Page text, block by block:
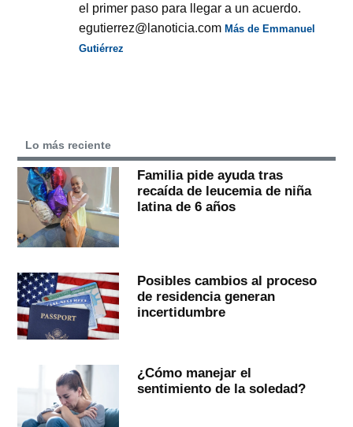
el primer paso para llegar a un acuerdo.
egutierrez@lanoticia.comMás de Emmanuel
Gutiérrez
Lo más reciente
Familia pide ayuda tras
recaída de leucemia de niña
latina de 6 años
Posibles cambios al proceso
de residencia generan
incertidumbre
¿Cómo manejar el
sentimiento de la soledad?